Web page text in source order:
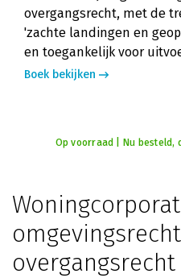
overgangsrecht, met de
'zachte landingen en
en toegankelijk voor
Boek bekijken
Op voorraad | Nu besteld,
overgangsrecht